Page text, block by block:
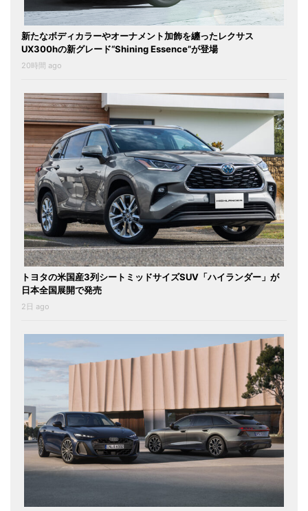
新たなボディカラーやオーナメント加飾を纏ったレクサス
UX300hの新グレード“Shining Essence”が登場
20時間 ago
トヨタの米国産3列シートミッドサイズSUV「ハイランダー」が
日本全国展開で発売
2日 ago